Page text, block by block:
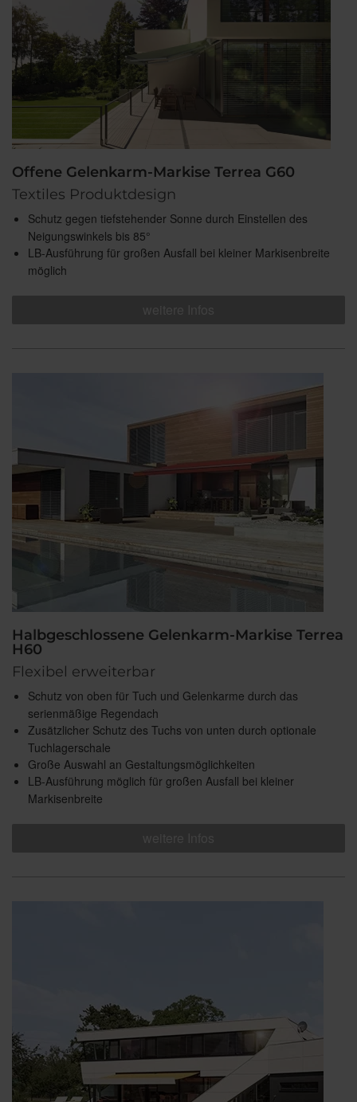
Offene Gelenkarm-Markise Terrea G60
Textiles Produktdesign
Schutz gegen tiefstehender Sonne durch Einstellen des
Neigungswinkels bis 85°
LB-Ausführung für großen Ausfall bei kleiner Markisenbreite
möglich
Halbgeschlossene Gelenkarm-Markise Terrea
H60
Flexibel erweiterbar
Schutz von oben für Tuch und Gelenkarme durch das
serienmäßige Regendach
Zusätzlicher Schutz des Tuchs von unten durch optionale
Tuchlagerschale
Große Auswahl an Gestaltungsmöglichkeiten
LB-Ausführung möglich für großen Ausfall bei kleiner
Markisenbreite